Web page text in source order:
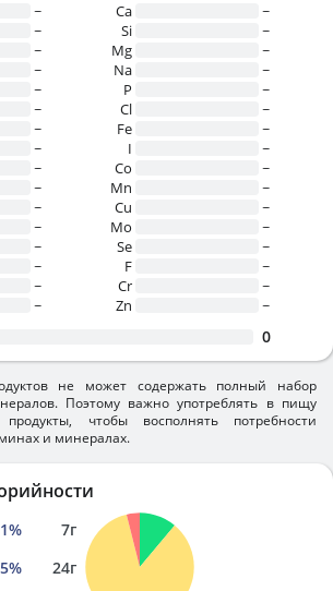
~
~
~
~
~
~
~
~
~
~
~
~
~
~
~
~
Ca
~
Si
~
Mg
~
Na
~
P
~
Cl
~
Fe
~
I
~
Co
~
Mn
~
Cu
~
Mo
~
Se
~
F
~
Cr
~
Zn
~
0
не может содержать полный набор
Поэтому важно употреблять в пищу
продукты, чтобы восполнять потребности
и минералах.
% 7г
% 24г